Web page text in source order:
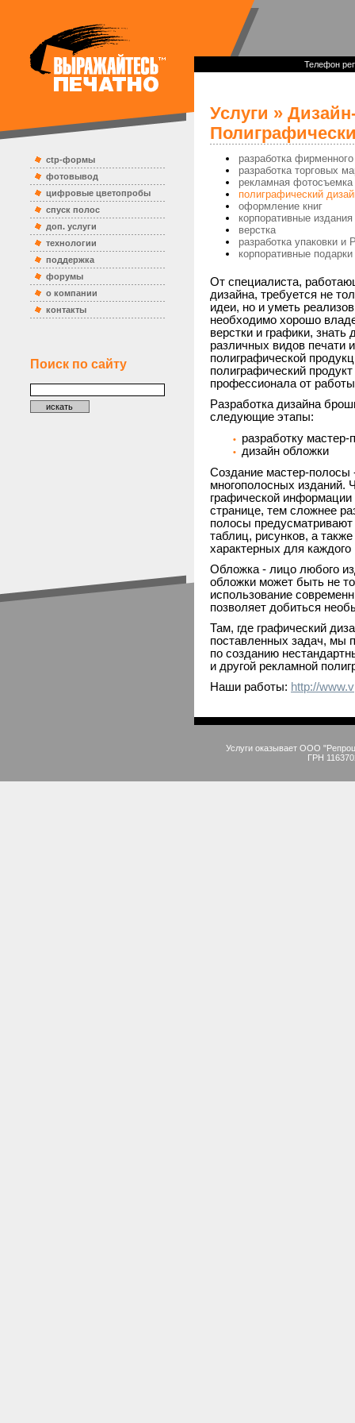
ctp-формы
фотовывод
цифровые цветопробы
спуск полос
доп. услуги
технологии
поддержка
форумы
о компании
контакты
Поиск по сайту
Телефон
Услуги »
разработка
разработка торговых
рекламная фотосъемка
полиграфический
оформление книг
корпоративные издания
верстка
разработка упаковки и
корпоративные подарки
От специалиста,
дизайна, требуется не
идеи, но и уметь
необходимо хорошо
верстки и графики,
различных видов печати
полиграфической
полиграфический
профессионала от
Разработка дизайна
следующие этапы:
разработку мастер-
дизайн обложки
Создание мастер-
многополосных изданий.
графической
странице, тем сложнее
полосы
таблиц, рисунков, а
характерных для каждого
Обложка - лицо любого
обложки может быть не
использование
позволяет добиться
Там, где графический
поставленных задач, мы
по созданию
и другой рекламной
Наши работы: http://
Услуги оказывает ООО
ГРН